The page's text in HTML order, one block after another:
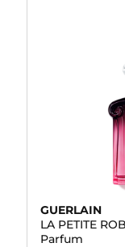
GUERLAIN
LA PETITE
Parfum